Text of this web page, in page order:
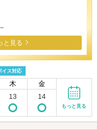
と見る
イス対応
木 金
13 14
もっと見る